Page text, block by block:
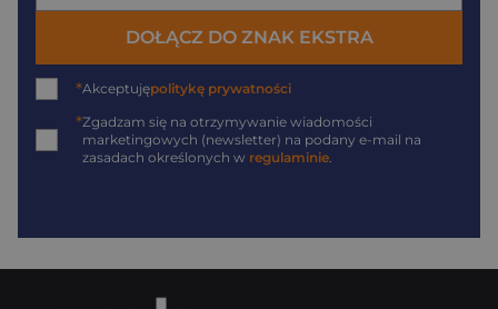
DOŁĄCZ DO ZNAK EKSTRA
*Akceptujępolitykę prywatności
*Zgadzam się na otrzymywanie wiadomości
marketingowych (newsletter) na podany e-mail na
zasadach określonych w regulaminie